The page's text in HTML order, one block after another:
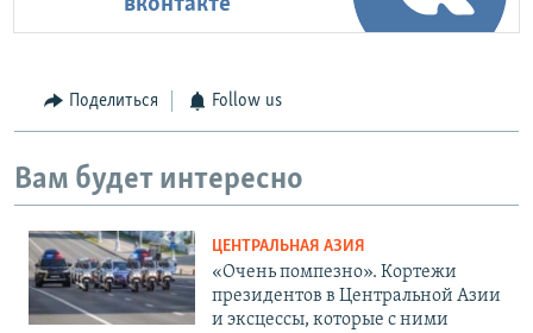
Поделиться Follow us
Вам будет интересно
ЦЕНТРАЛЬНАЯ АЗИЯ
«Очень помпезно». Кортежи
президентов в Центральной Азии
и эксцессы, которые с ними